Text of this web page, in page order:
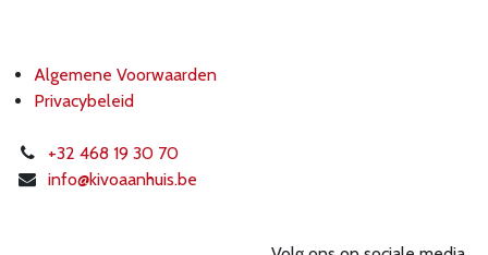
Algemene Voorwaarden
Privacybeleid
+32 468 19 30 70
info@kivoaanhuis.be